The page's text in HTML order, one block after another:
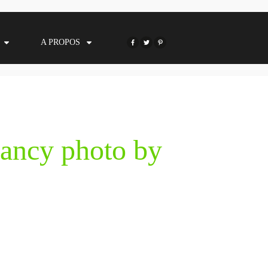
A PROPOS
photo by